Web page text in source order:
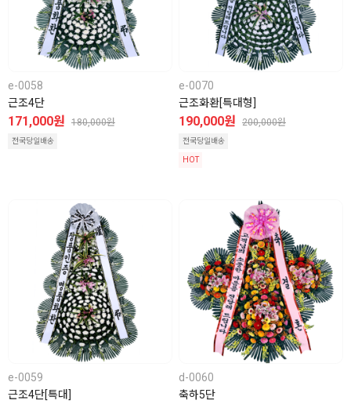
e-0058
근조4단
171,000원 180,000원
전국당일배송
e-0070
근조화환[특대형]
190,000원 200,000원
전국당일배송
HOT
e-0059
근조4단[특대]
d-0060
축하5단